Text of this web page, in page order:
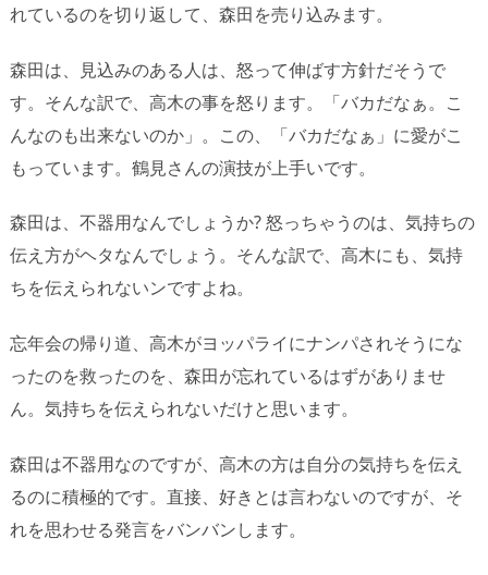
れているのを切り返して、森田を売り込みます。
森田は、見込みのある人は、怒って伸ばす方針だそうで
す。そんな訳で、高木の事を怒ります。「バカだなぁ。こ
んなのも出来ないのか」。この、「バカだなぁ」に愛がこ
もっています。鶴見さんの演技が上手いです。
森田は、不器用なんでしょうか? 怒っちゃうのは、気持ちの
伝え方がヘタなんでしょう。そんな訳で、高木にも、気持
ちを伝えられないンですよね。
忘年会の帰り道、高木がヨッパライにナンパされそうにな
ったのを救ったのを、森田が忘れているはずがありませ
ん。気持ちを伝えられないだけと思います。
森田は不器用なのですが、高木の方は自分の気持ちを伝え
るのに積極的です。直接、好きとは言わないのですが、そ
れを思わせる発言をバンバンします。